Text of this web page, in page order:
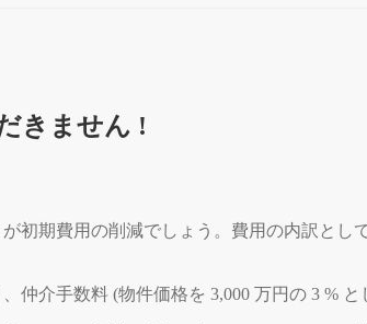
きません !
初期費用の削減でしょう。費用の内訳と
仲介手数料 (物件価格を 3,000 万円の 3 %